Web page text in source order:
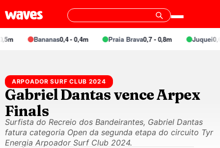
Bananas0,4 - 0,4m Praia Brava0,7 - 0,8m Juquei0,6 -
ARPOADOR SURF CLUB 2024
Gabriel Dantas vence Arpex
Finals
Surfista do Recreio dos Bandeirantes, Gabriel Dantas
fatura categoria Open da segunda etapa do circuito Tyr
Energia Arpoador Surf Club 2024.